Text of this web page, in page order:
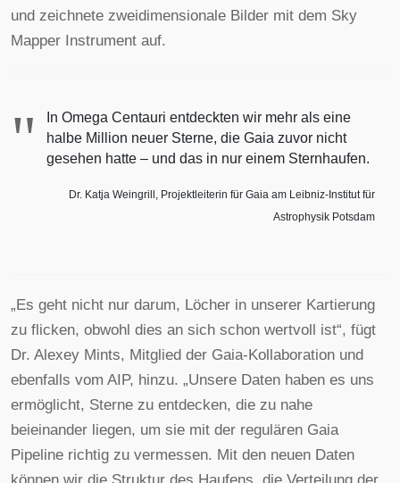
und zeichnete zweidimensionale Bilder mit dem Sky
Mapper Instrument auf.
"
In Omega Centauri entdeckten wir mehr als eine
halbe Million neuer Sterne, die Gaia zuvor nicht
gesehen hatte – und das in nur einem Sternhaufen.
Dr. Katja Weingrill, Projektleiterin für Gaia am Leibniz-Institut für
Astrophysik Potsdam
„Es geht nicht nur darum, Löcher in unserer Kartierung
zu flicken, obwohl dies an sich schon wertvoll ist“, fügt
Dr. Alexey Mints, Mitglied der Gaia-Kollaboration und
ebenfalls vom AIP, hinzu. „Unsere Daten haben es uns
ermöglicht, Sterne zu entdecken, die zu nahe
beieinander liegen, um sie mit der regulären Gaia
Pipeline richtig zu vermessen. Mit den neuen Daten